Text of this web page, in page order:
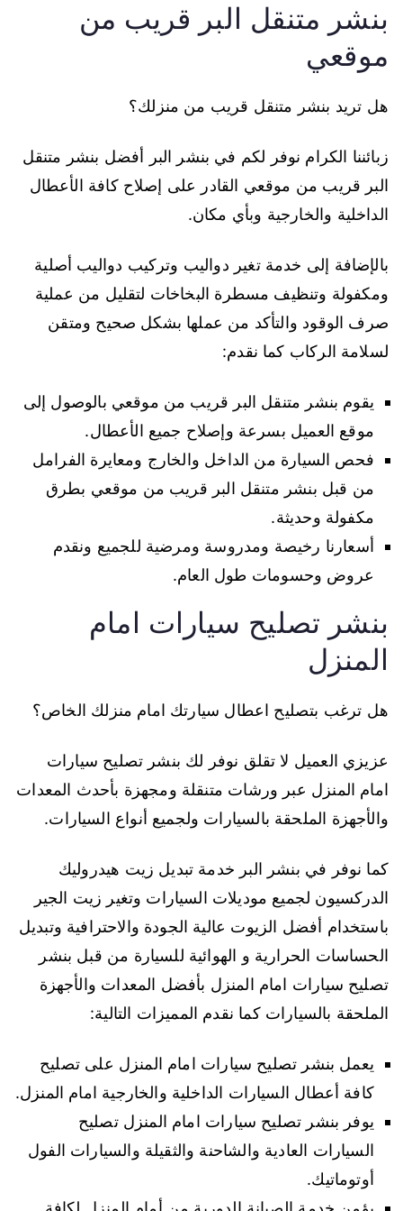
بنشر متنقل البر قريب من
موقعي
هل تريد بنشر متنقل قريب من منزلك؟
زبائننا الكرام نوفر لكم في بنشر البر أفضل بنشر متنقل
البر قريب من موقعي القادر على إصلاح كافة الأعطال
الداخلية والخارجية وبأي مكان.
بالإضافة إلى خدمة تغير دواليب وتركيب دواليب أصلية
ومكفولة وتنظيف مسطرة البخاخات لتقليل من عملية
صرف الوقود والتأكد من عملها بشكل صحيح ومتقن
لسلامة الركاب كما نقدم:
يقوم بنشر متنقل البر قريب من موقعي بالوصول إلى
موقع العميل بسرعة وإصلاح جميع الأعطال.
فحص السيارة من الداخل والخارج ومعايرة الفرامل
من قبل بنشر متنقل البر قريب من موقعي بطرق
مكفولة وحديثة.
أسعارنا رخيصة ومدروسة ومرضية للجميع ونقدم
عروض وحسومات طول العام.
بنشر تصليح سيارات امام
المنزل
هل ترغب بتصليح اعطال سيارتك امام منزلك الخاص؟
عزيزي العميل لا تقلق نوفر لك بنشر تصليح سيارات
امام المنزل عبر ورشات متنقلة ومجهزة بأحدث المعدات
والأجهزة الملحقة بالسيارات ولجميع أنواع السيارات.
كما نوفر في بنشر البر خدمة تبديل زيت هيدروليك
الدركسيون لجميع موديلات السيارات وتغير زيت الجير
باستخدام أفضل الزيوت عالية الجودة والاحترافية وتبديل
الحساسات الحرارية و الهوائية للسيارة من قبل بنشر
تصليح سيارات امام المنزل بأفضل المعدات والأجهزة
الملحقة بالسيارات كما نقدم المميزات التالية:
يعمل بنشر تصليح سيارات امام المنزل على تصليح
كافة أعطال السيارات الداخلية والخارجية امام المنزل.
يوفر بنشر تصليح سيارات امام المنزل تصليح
السيارات العادية والشاحنة والثقيلة والسيارات الفول
أوتوماتيك.